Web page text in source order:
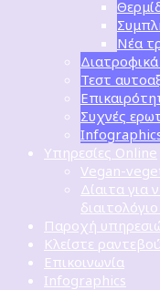
Νέα
Διατροφικά
Τεστ
Συχνές
Υπηρεσίες Online
Vegan-
Δίαιτα για
Παροχή
Κλείστε ραντεβού
Επικοινωνία
Infographics